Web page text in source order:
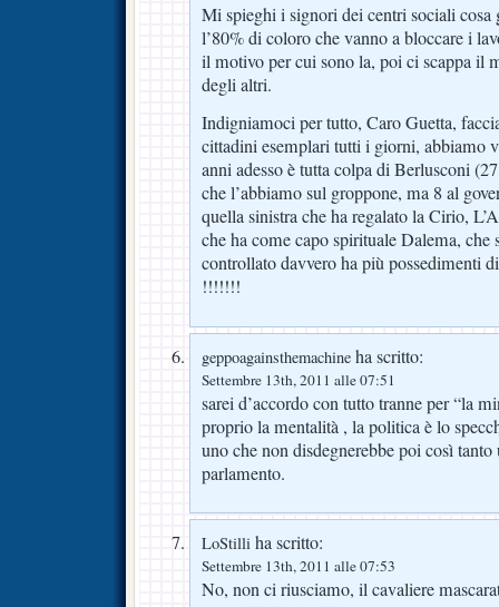
Mi spieghi i signori dei centri sociali cosa
l’80% di coloro che vanno a bloccare i
il motivo per cui sono la, poi ci scappa il
degli altri.
Indigniamoci per tutto, Caro Guetta,
cittadini esemplari tutti i giorni, abbiamo
anni adesso è tutta colpa di Berlusconi
che l’abbiamo sul groppone, ma 8 al
quella sinistra che ha regalato la Cirio,
che ha come capo spirituale Dalema, che
controllato davvero ha più possedimenti
!!!!!!!
geppoagainsthemachine ha scritto:
Settembre 13th, 2011 alle 07:51
sarei d’accordo con tutto tranne per “la
proprio la mentalità , la politica è lo
uno che non disdegnerebbe poi così
parlamento.
LoStilli ha scritto:
Settembre 13th, 2011 alle 07:53
No, non ci riusciamo, il cavaliere